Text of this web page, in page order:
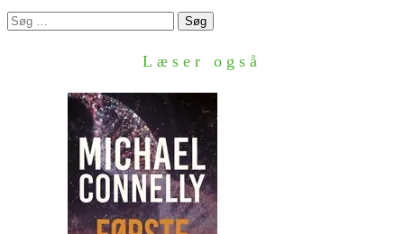
Søg
efter:
Læser også